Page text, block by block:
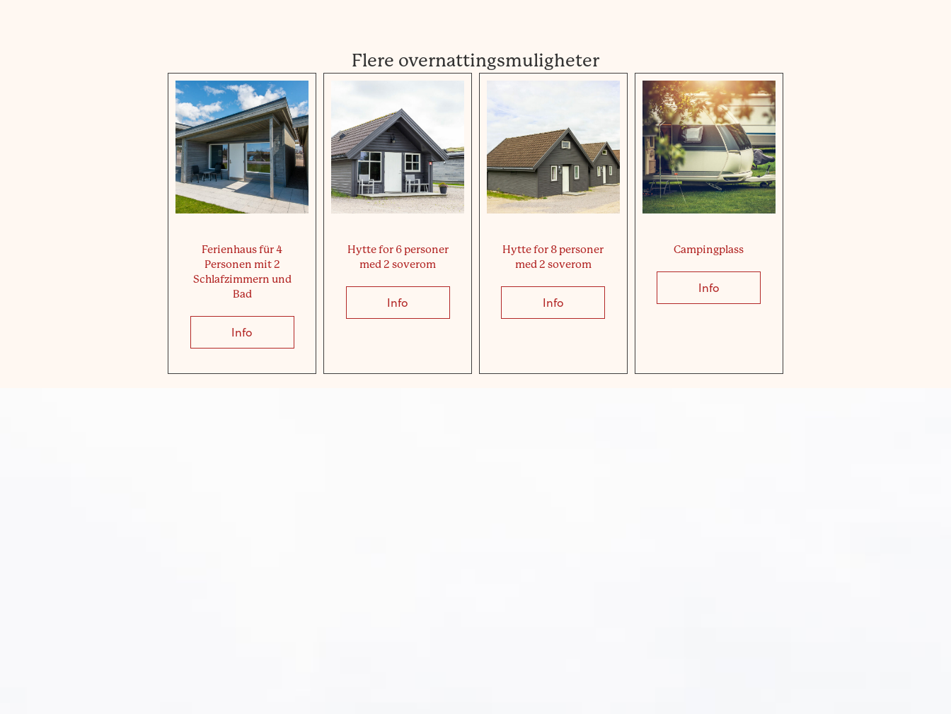
Flere overnattingsmuligheter
Ferienhaus für 4
Personen mit 2
Schlafzimmern und
Bad
Info
Hytte for 6 personer
med 2 soverom
Info about Hytte for 6 personer med 2 soverom
Hytte for 8 personer
med 2 soverom
Info about Hytte for 8 personer med 2 soverom
Campingplass
Info